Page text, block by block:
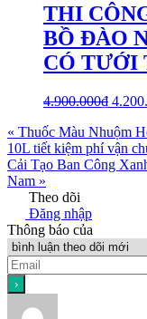
THI
BỒ ĐÀO
CÓ TƯỚI
4.900.000₫
« Thuốc Màu Nhuộm
10L tiết kiệm phí vận
Cải Tạo Ban Công
Nam »
Theo dõi
Đăng nhập
Thông báo của